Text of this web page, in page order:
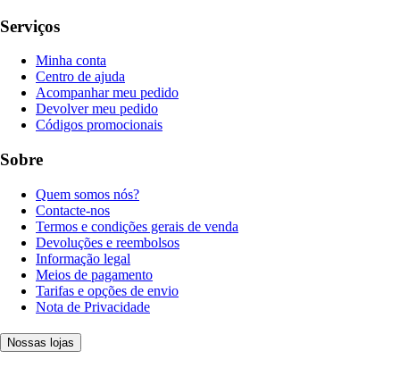
Serviços
Minha conta
Centro de ajuda
Acompanhar meu pedido
Devolver meu pedido
Códigos promocionais
Sobre
Quem somos nós?
Contacte-nos
Termos e condições gerais de venda
Devoluções e reembolsos
Informação legal
Meios de pagamento
Tarifas e opções de envio
Nota de Privacidade
Nossas lojas